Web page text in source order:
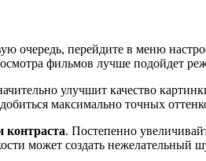
очередь, перейдите в меню
фильмов лучше подойдет
улучшит качество
максимально точных
контраста. Постепенно
может создать нежелательный